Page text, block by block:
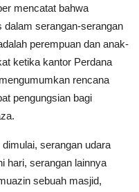
mencatat bahwa
dalam serangan-serangan
perempuan dan anak-
ketika kantor Perdana
rencana
pengungsian bagi
serangan udara
hari, serangan lainnya
sebuah masjid,